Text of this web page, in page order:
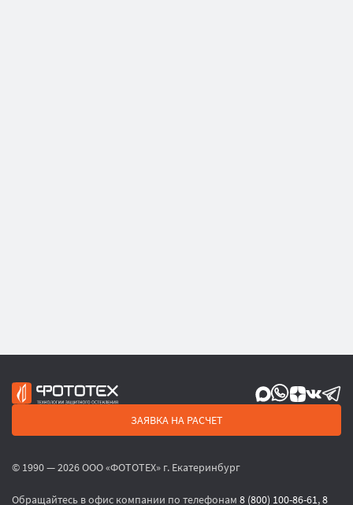
ЗАЯВКА НА РАСЧЕТ
© 1990 — 2026 ООО «ФОТОТЕХ» г. Екатеринбург
Обращайтесь в офис компании по телефонам 8 (800) 100-86-61,8